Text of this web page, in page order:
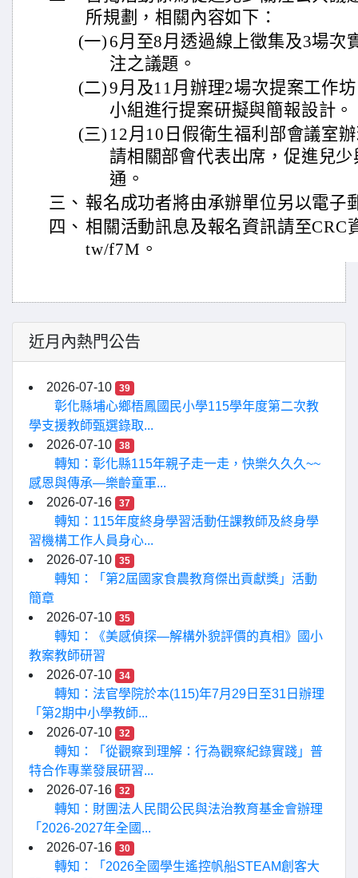
所規劃，相關內容如下：
(一) 6月至8月透過線上徵集及3場次
注之議題。
(二)9月及11月辦理2場次提案工作
小組進行提案研擬與簡報設計。
(三) 12月10日假衛生福利部會議室
請相關部會代表出席，促進兒
通。
三、 報名成功者將由承辦單位另以電子
四、 相關活動訊息及報名資訊請至CRC
tw/f7M。
近月內熱門公告
2026-07-10 39
彰化縣埔心鄉梧鳳國民小學115學年度第二次教
學支援教師甄選錄取...
2026-07-10
38
轉知：彰化縣115年親子走一走，快樂久久久~~
感恩與傳承—樂齡童軍...
2026-07-16
37
轉知：115年度終身學習活動任課教師及終身學
習機構工作人員身心...
2026-07-10
35
轉知：「第2屆國家食農教育傑出貢獻獎」活動
簡章
2026-07-10
35
轉知：《美感偵探—解構外貌評價的真相》國小
教案教師研習
2026-07-10
34
轉知：法官學院於本(115)年7月29日至31日辦理
「第2期中小學教師...
2026-07-10
32
轉知：「從觀察到理解：行為觀察紀錄實踐」普
特合作專業發展研習...
2026-07-16
32
轉知：財團法人民間公民與法治教育基金會辦理
「2026-2027年全國...
2026-07-16
30
轉知：「2026全國學生遙控帆船STEAM創客大